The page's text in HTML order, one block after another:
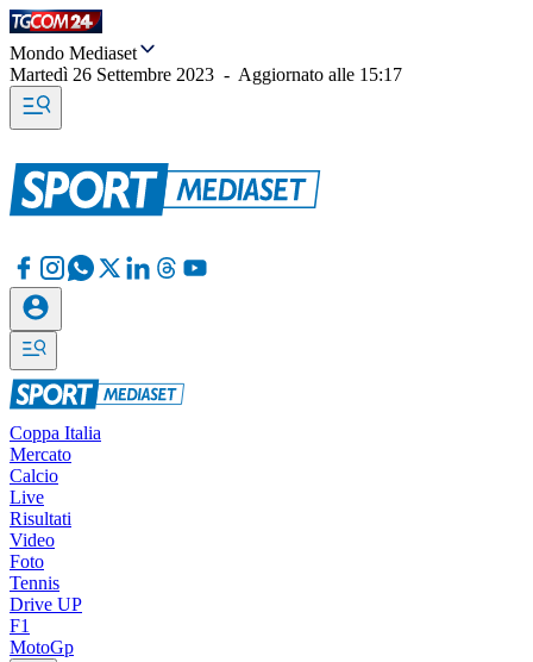
Mondo Mediaset
Martedì 26 Settembre 2023 - Aggiornato alle 15:17
Coppa Italia
Mercato
Calcio
Live
Risultati
Video
Foto
Tennis
Drive UP
F1
MotoGp